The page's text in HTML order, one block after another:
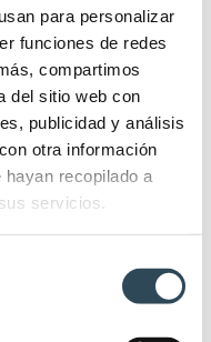
para personalizar
funciones de redes
compartimos
del sitio web con
publicidad y análisis
otra información
recopilado a
servicios.